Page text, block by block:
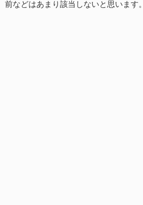
前などはあまり該当しないと思います。